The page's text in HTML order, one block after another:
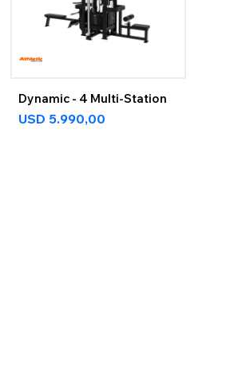
Dynamic - 4 Multi-Station
USD 5.990,00